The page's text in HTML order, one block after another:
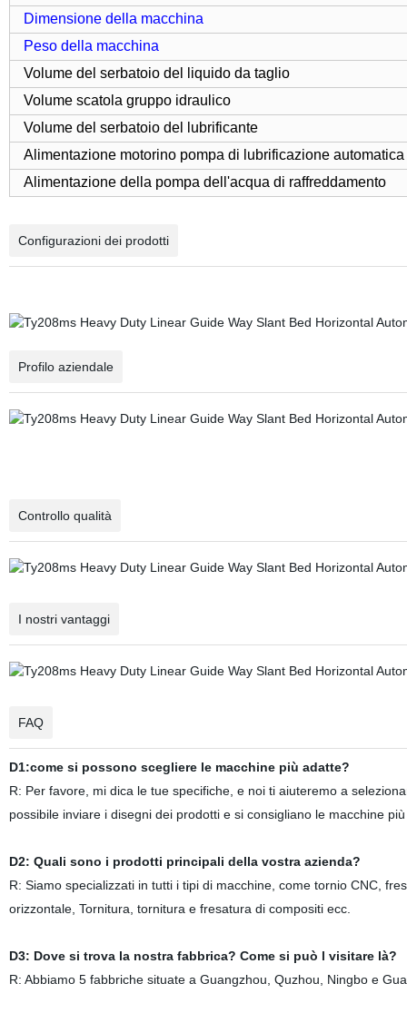
Dimensione della macchina
Peso della macchina
Volume del serbatoio del liquido da taglio
Volume scatola gruppo idraulico
Volume del serbatoio del lubrificante
Alimentazione motorino pompa di lubrificazione automatica
Alimentazione della pompa dell'acqua di raffreddamento
Configurazioni dei prodotti
Profilo aziendale
Controllo qualità
I nostri vantaggi
FAQ
D1:come si possono scegliere le macchine più adatte?
R: Per favore, mi dica le tue specifiche, e noi ti aiuteremo a
possibile inviare i disegni dei prodotti e si consigliano le macchine
D2: Quali sono i prodotti principali della vostra azienda?
R: Siamo specializzati in tutti i tipi di macchine, come tornio CNC,
orizzontale, Tornitura, tornitura e fresatura di compositi ecc.
D3: Dove si trova la nostra fabbrica? Come si può l visitare là?
R: Abbiamo 5 fabbriche situate a Guangzhou, Quzhou, Ningbo e